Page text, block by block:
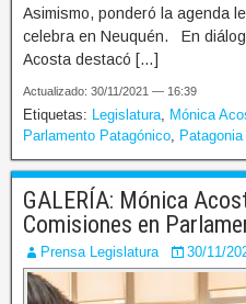
Asimismo, ponderó la agenda
celebra en Neuquén. En
Acosta destacó […]
Actualizado: 30/11/2021 — 16:39
Etiquetas: Legislatura Mónica
Parlamento Patagónico
Patagonia
GALERÍA: Mónica
Comisiones en
Prensa Legislatura 30/11/